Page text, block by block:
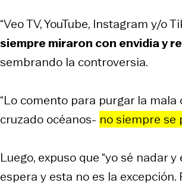
“Veo TV, YouTube, Instagram y/
siempre miraron con envidia y
sembrando la controversia.
“Lo comento para purgar la
cruzado océanos- no siempre se
Luego, expuso que “yo sé nadar
espera y esta no es la